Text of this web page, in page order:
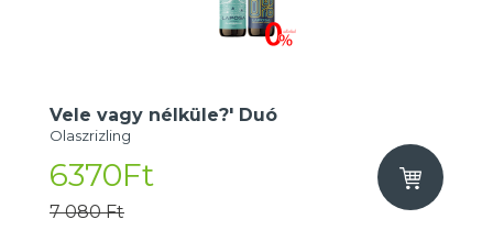
Vele vagy nélküle?' Duó
Olaszrizling
6370Ft
7 080 Ft